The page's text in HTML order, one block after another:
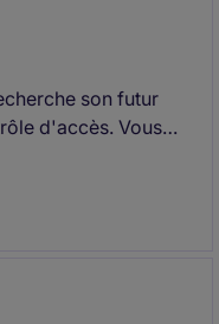
son futur
d'accès. Vous